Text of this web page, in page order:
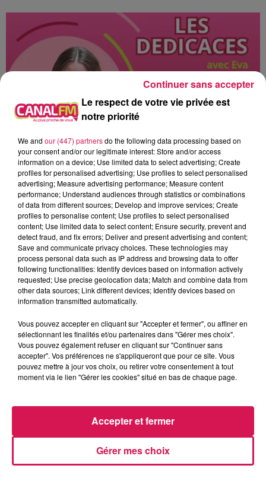
10h00 - 12h00
les dedicaces
11h04
11h04
OPHÉLIE WINTER
Dieu M'a Donné La Foi
11h01
11h01
BRUNO MARS
On My Soul
10h56
10h56
JUSTIN BIEBER
Peaches
CHALEUR ET RISQUE
D'ORAGES CE LUNDI EN
SAMBRE-AVESNOIS-
THIÉRACHE
Le respect de votre vie privée est
notre priorité
We and our (447) partnersdo the following data processing based on
your consent and/or our legitimate interest: Store and/or access
information on a device; Use limited data to select advertising; Create
profiles for personalised advertising; Use profiles to select personalised
advertising; Measure advertising performance; Measure content
performance; Understand audiences through statistics or combinations
of data from different sources; Develop and improve services; Create
profiles to personalise content; Use profiles to select personalised
content; Use limited data to select content; Ensure security, prevent and
detect fraud, and fix errors; Deliver and present advertising and content;
Save and communicate privacy choices. These technologies may
process personal data such as IP address and browsing data to offer
following functionalities: Identify devices based on information actively
requested; Use precise geolocation data; Match and combine data from
other data sources; Link different devices; Identify devices based on
information transmitted automatically.
Vous pouvez accepter en cliquant sur "Accepter et fermer", ou affiner en
sélectionnant les finalités et/ou partenaires dans "Gérer mes choix".
Vous pouvez également refuser en cliquant sur "Continuer sans
accepter". Vos préférences ne s'appliqueront que pour ce site. Vous
pouvez mettre à jour vos choix, ou retirer votre consentement à tout
moment via le lien "Gérer les cookies" situé en bas de chaque page.
Gérer mes choix
Accepter et fermer
Continuer sans accepter